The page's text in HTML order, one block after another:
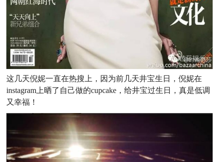
这几天倪妮一直在热搜上，因为前几天井宝生日，倪妮在
instagram上晒了自己做的cupcake，给井宝过生日，真是低调
又幸福！